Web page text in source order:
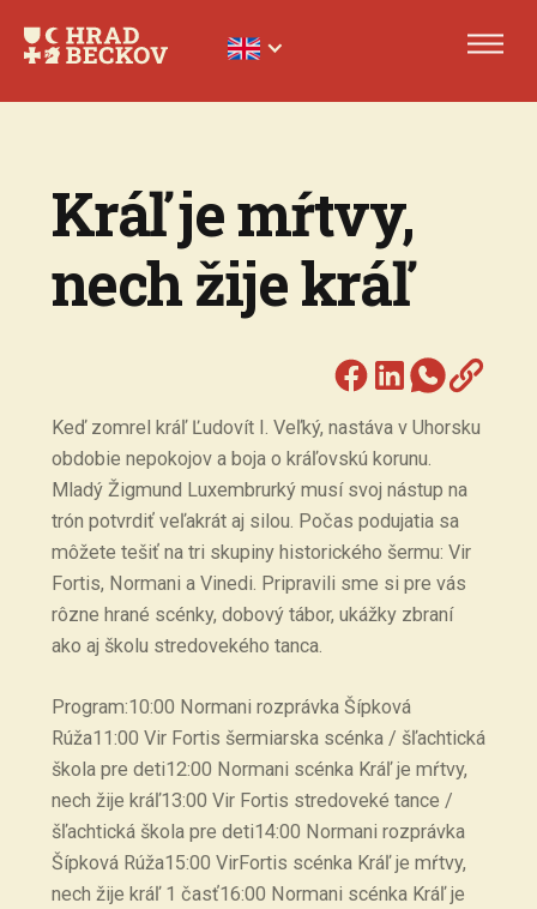
Kráľ je mŕtvy,
nech žije kráľ
Keď zomrel kráľ Ľudovít I. Veľký, nastáva v Uhorsku
obdobie nepokojov a boja o kráľovskú korunu.
Mladý Žigmund Luxembrurký musí svoj nástup na
trón potvrdiť veľakrát aj silou. Počas podujatia sa
môžete tešiť na tri skupiny historického šermu: Vir
Fortis, Normani a Vinedi. Pripravili sme si pre vás
rôzne hrané scénky, dobový tábor, ukážky zbraní
ako aj školu stredovekého tanca.
Program:10:00 Normani rozprávka Šípková
Rúža11:00 Vir Fortis šermiarska scénka / šľachtická
škola pre deti12:00 Normani scénka Kráľ je mŕtvy,
nech žije kráľ13:00 Vir Fortis stredoveké tance /
šľachtická škola pre deti14:00 Normani rozprávka
Šípková Rúža15:00 VirFortis scénka Kráľ je mŕtvy,
nech žije kráľ 1 časť16:00 Normani scénka Kráľ je